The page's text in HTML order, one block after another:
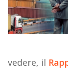
vedere, il